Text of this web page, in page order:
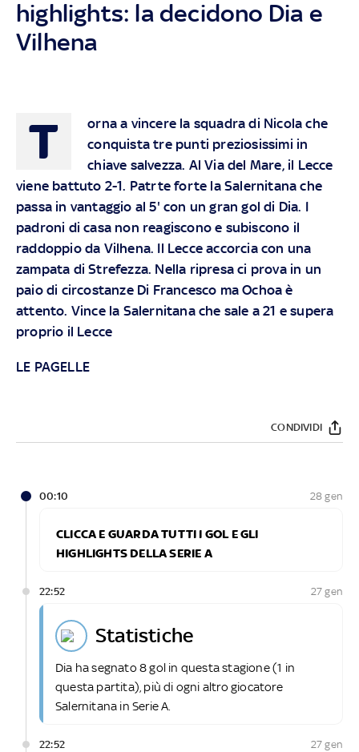
highlights: la decidono Dia e
Vilhena
T
orna a vincere la squadra di Nicola che
conquista tre punti preziosissimi in
chiave salvezza. Al Via del Mare, il Lecce
viene battuto 2-1. Patrte forte la Salernitana che
passa in vantaggio al 5' con un gran gol di Dia. I
padroni di casa non reagiscono e subiscono il
raddoppio da Vilhena. Il Lecce accorcia con una
zampata di Strefezza. Nella ripresa ci prova in un
paio di circostanze Di Francesco ma Ochoa è
attento. Vince la Salernitana che sale a 21 e supera
proprio il Lecce
LE PAGELLE
CONDIVIDI
00:10 28 gen
CLICCA E GUARDA TUTTI I GOL E GLI
HIGHLIGHTS DELLA SERIE A
22:52 27 gen
statistiche
Dia ha segnato 8 gol in questa stagione (1 in
questa partita), più di ogni altro giocatore
Salernitana in Serie A.
22:52 27 gen